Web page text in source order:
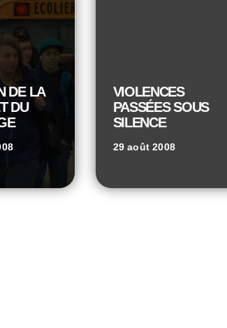
DE LA
DU
VIOLENCES
PASSÉES SOUS
SILENCE
29 août 2008